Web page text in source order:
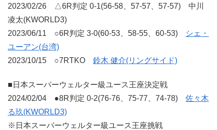
2023/02/26 △6R判定 0-1(56-58、57-57、57-57) 中川
凌太(KWORLD3)
2023/06/11 ○6R判定 3-0(60-53、58-55、60-53)
シェ・
ユーアン(台湾)
2023/10/15 ○7RTKO 鈴木 健介(リングサイド)
■日本スーパーウェルター級ユース王座決定戦
2024/02/04 ●8R判定 0-2(76-76、75-77、74-78) 佐々木
る玖(KWORLD3)
※日本スーパーウェルター級ユース王座挑戦